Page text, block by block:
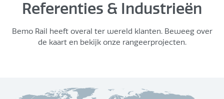
Referenties & Industrieën
Bemo Rail heeft overal ter wereld klanten. Beweeg over
de kaart en bekijk onze rangeerprojecten.